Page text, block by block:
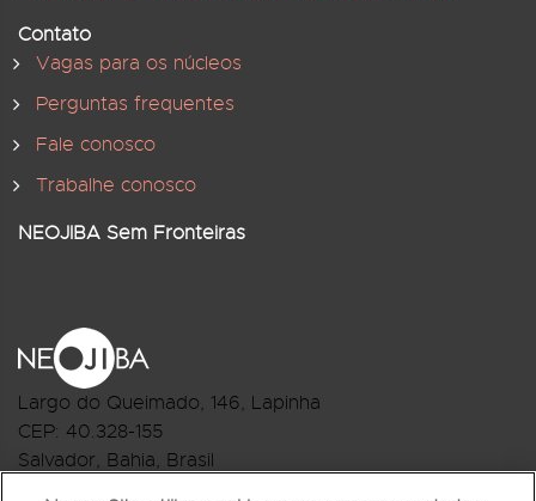
Contato
Vagas para os núcleos
Perguntas frequentes
Fale conosco
Trabalhe conosco
NEOJIBA Sem Fronteiras
Largo do Queimado, 146, Lapinha
CEP: 40.328-155
Salvador, Bahia, Brasil